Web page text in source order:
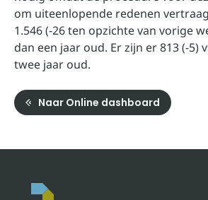
om uiteenlopende redenen
1.546 (-26 ten opzichte van vorige
dan een jaar oud. Er zijn er 813 (-5)
twee jaar oud.
Naar Online dashboard